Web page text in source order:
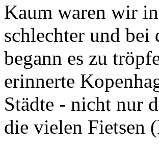
Kaum waren wir in
schlechter und
begann es zu
erinnerte
Städte - nicht nur
die vielen Fietsen